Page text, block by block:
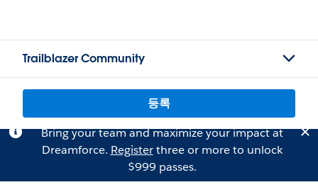
Trailblazer Community
등록
Bring your team and maximize your impact at
Dreamforce. Registerthree or more to unlock
$999 passes.